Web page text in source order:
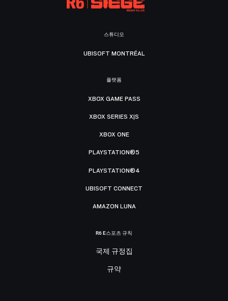
스튜디오
UBISOFT MONTRÉAL
플랫폼
XBOX GAME PASS
XBOX SERIES X|S
XBOX ONE
PLAYSTATION®5
PLAYSTATION®4
UBISOFT CONNECT
AMAZON LUNA
R6 E스포츠 규칙
국제 규정집
규약